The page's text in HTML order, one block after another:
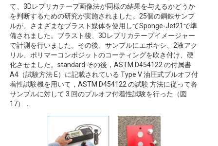
て、3Dレプリカテープ画像法が同様の結果を与えるかどうか
を判断するための研究が実施されました。25個の鋼鉄サンプ
ルが、さまざまなブラスト媒体を使用してSponge-Jet21で準
備されました。ブラスト後、3Dレプリカテープイメージャー
で計測を行いました。その後、サンプルにエポキシ、2液アク
リル、ポリマーコンポジットのコーティングを吹き付け、硬
化させました。standard その後，ASTM D454122 の付属書
A4（試験方法 E）に記載されている Type V 油圧式プルオフ付
着性試験機を用いて，ASTM D454122 の試験 方法に従って各
サンプルに対して 3 回のプルオフ付着性試験を行った（図
17）．